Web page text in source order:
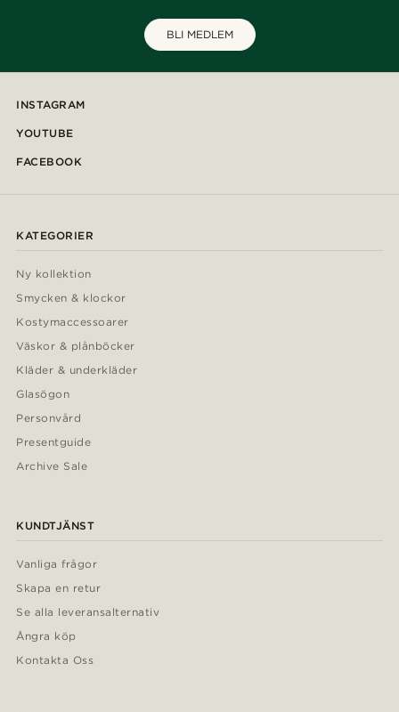
BLI MEDLEM
INSTAGRAM
YOUTUBE
FACEBOOK
KATEGORIER
Ny kollektion
Smycken & klockor
Kostymaccessoarer
Väskor & plånböcker
Kläder & underkläder
Glasögon
Personvård
Presentguide
Archive Sale
KUNDTJÄNST
Vanliga frågor
Skapa en retur
Se alla leveransalternativ
Ångra köp
Kontakta Oss